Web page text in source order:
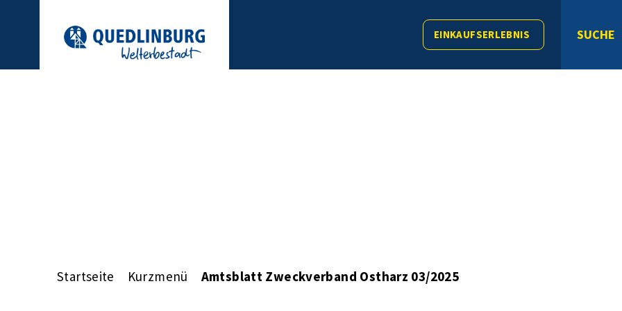
EINKAUFSERLEBNIS SUCHE
Startseite Kurzmenü Amtsblatt Zweckverband Ostharz 03/2025